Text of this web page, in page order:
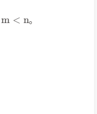
m < n。